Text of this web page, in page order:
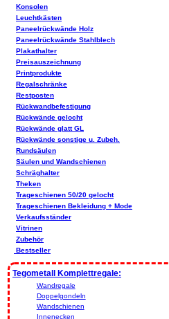
Konsolen
Leuchtkästen
Paneelrückwände Holz
Paneelrückwände Stahlblech
Plakathalter
Preisauszeichnung
Printprodukte
Regalschränke
Restposten
Rückwandbefestigung
Rückwände gelocht
Rückwände glatt GL
Rückwände sonstige u. Zubeh.
Rundsäulen
Säulen und Wandschienen
Schräghalter
Theken
Trageschienen 50/20 gelocht
Trageschienen Bekleidung + Mode
Verkaufsständer
Vitrinen
Zubehör
Bestseller
Tegometall Komplettregale:
Wandregale
Doppelgondeln
Wandschienen
Innenecken